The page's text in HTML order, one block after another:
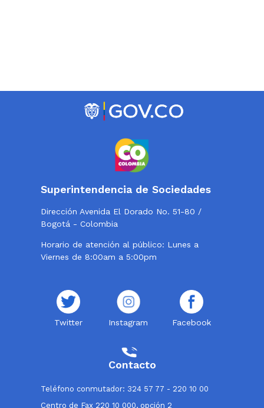
Superintendencia de Sociedades
Dirección Avenida El Dorado No. 51-80 /
Bogotá - Colombia
Horario de atención al público: Lunes a
Viernes de 8:00am a 5:00pm
Twitter Instagram Facebook
Contacto
Teléfono conmutador: 324 57 77 - 220 10 00
Centro de Fax 220 10 000, opción 2